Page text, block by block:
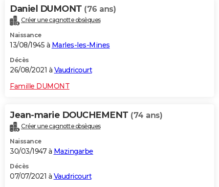
Daniel DUMONT (76 ans)
Créer une cagnotte obsèques
Naissance
13/08/1945 à Marles-les-Mines
Décès
26/08/2021 à Vaudricourt
Famille DUMONT
Jean-marie DOUCHEMENT (74 ans)
Créer une cagnotte obsèques
Naissance
30/03/1947 à Mazingarbe
Décès
07/07/2021 à Vaudricourt